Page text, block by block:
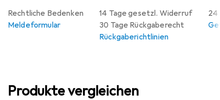
14 Tage gesetzl. Widerruf
30 Tage Rückgaberecht
Rückgaberichtlinien
24
Rechtliche Bedenken
Meldeformular
Produkte vergleichen